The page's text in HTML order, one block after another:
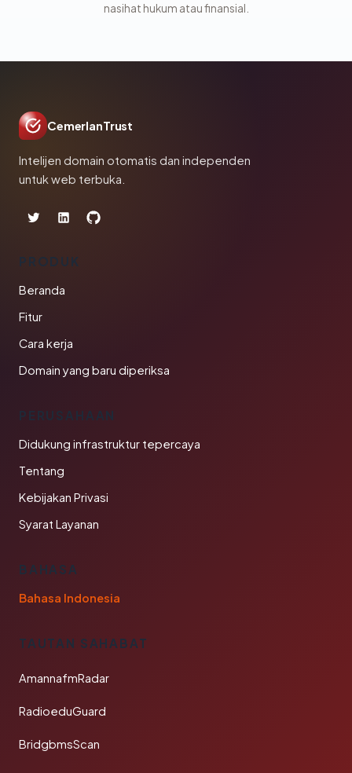
nasihat hukum atau finansial.
CemerlanTrust
Intelijen domain otomatis dan independen
untuk web terbuka.
PRODUK
Beranda
Fitur
Cara kerja
Domain yang baru diperiksa
PERUSAHAAN
Didukung infrastruktur tepercaya
Tentang
Kebijakan Privasi
Syarat Layanan
BAHASA
Bahasa Indonesia
TAUTAN SAHABAT
AmannafmRadar
RadioeduGuard
BridgbmsScan